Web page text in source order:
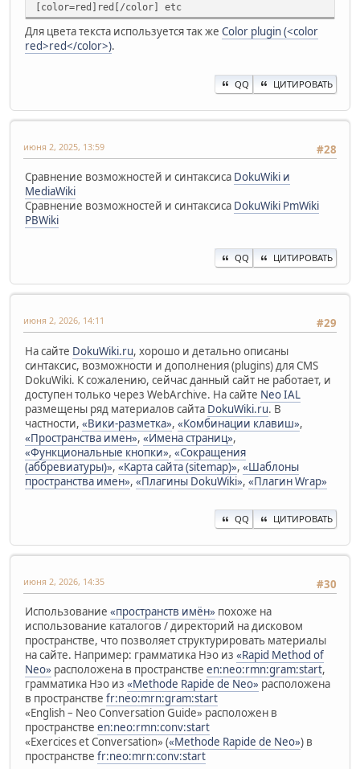
[color=red]red[/color] etc
Для цвета текста используется так же Color plugin (<color
red>red</color>).
QQ ЦИТИРОВАТЬ
#28
июня 2, 2025, 13:59
Сравнение возможностей и синтаксиса DokuWiki и
MediaWiki
Сравнение возможностей и синтаксиса DokuWiki PmWiki
PBWiki
QQ ЦИТИРОВАТЬ
#29
июня 2, 2026, 14:11
На сайте DokuWiki.ru, хорошо и детально описаны
синтаксис, возможности и дополнения (plugins) для CMS
DokuWiki. К сожалению, сейчас данный сайт не работает, и
доступен только через WebArchive. На сайте Neo IAL
размещены ряд материалов сайта DokuWiki.ru. В
частности, «Вики-разметка», «Комбинации клавиш»,
«Пространства имен», «Имена страниц»,
«Функциональные кнопки», «Сокращения
(аббревиатуры)», «Карта сайта (sitemap)», «Шаблоны
пространства имен», «Плагины DokuWiki», «Плагин Wrap»
QQ ЦИТИРОВАТЬ
#30
июня 2, 2026, 14:35
Использование «пространств имён» похоже на
использование каталогов / директорий на дисковом
пространстве, что позволяет структурировать материалы
на сайте. Например: грамматика Нэо из «Rapid Method of
Neo» расположена в пространстве en:neo:rmn:gram:start,
грамматика Нэо из «Methode Rapide de Neo» расположена
в пространстве fr:neo:mrn:gram:start
«English – Neo Conversation Guide» расположен в
пространстве en:neo:rmn:conv:start
«Exercices et Conversation» («Methode Rapide de Neo») в
пространстве fr:neo:mrn:conv:start